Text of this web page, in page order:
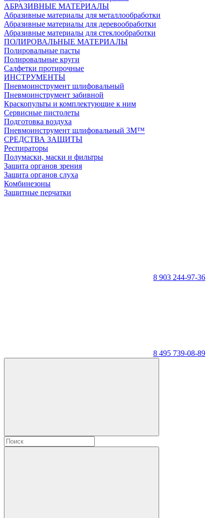
АБРАЗИВНЫЕ МАТЕРИАЛЫ
Абразивные материалы для металлообработки
Абразивные материалы для деревообработки
Абразивные материалы для стеклообработки
ПОЛИРОВАЛЬНЫЕ МАТЕРИАЛЫ
Полировальные пасты
Полировальные круги
Салфетки протирочные
ИНСТРУМЕНТЫ
Пневмоинструмент шлифовальный
Пневмоинструмент забивной
Краскопульты и комплектующие к ним
Сервисные пистолеты
Подготовка воздуха
Пневмоинструмент шлифовальный 3M™
СРЕДСТВА ЗАЩИТЫ
Респираторы
Полумаски, маски и фильтры
Защита органов зрения
Защита органов слуха
Комбинезоны
Защитные перчатки
8 903 244-97-36
8 495 739-08-89